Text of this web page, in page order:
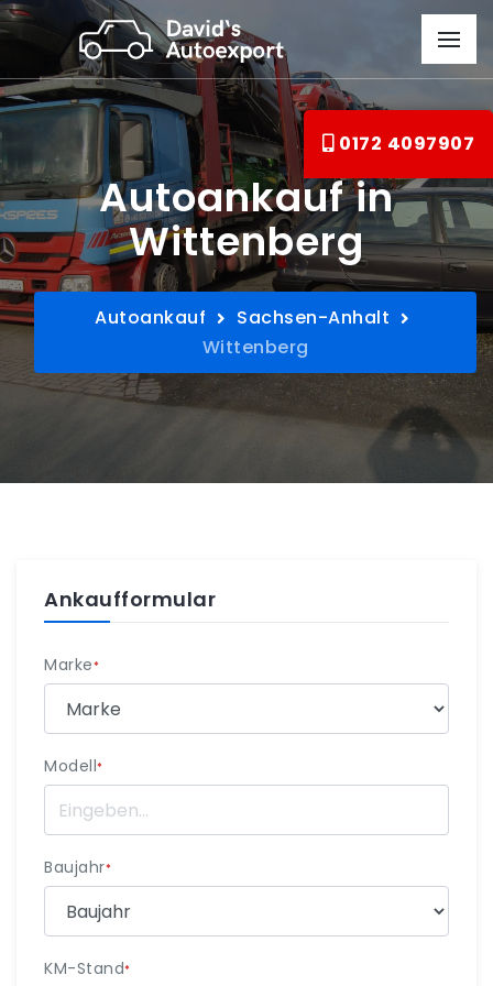
0172 4097907
Autoankauf in
Wittenberg
Autoankauf
Sachsen-Anhalt
Wittenberg
Ankaufformular
Marke*
Modell*
Baujahr*
KM-Stand*